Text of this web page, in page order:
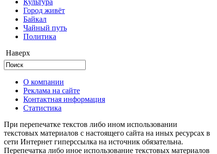
Культура
Город живёт
Байкал
Чайный путь
Политика
Наверх
О компании
Реклама на сайте
Контактная информация
Статистика
При перепечатке текстов либо ином использовании
текстовых материалов с настоящего сайта на иных ресурсах в
сети Интернет гиперссылка на источник обязательна.
Перепечатка либо иное использование текстовых материалов